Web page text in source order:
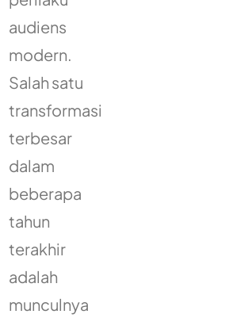
audiens
modern.
Salah satu
transformasi
terbesar
dalam
beberapa
tahun
terakhir
adalah
munculnya